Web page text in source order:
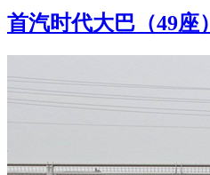
首汽时代大巴（49座）